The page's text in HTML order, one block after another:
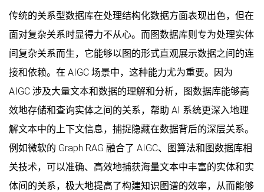
传统的关系型数据库在处理结构化数据方面表现出色，但在
面对复杂关系时显得力不从心。而图数据库则专为处理实体
间复杂关系而生，它能够以图的形式直观展示数据之间的连
接和依赖。在 AIGC 场景中，这种能力尤为重要。因为
AIGC 涉及大量文本和数据的理解和分析，图数据库能够高
效地存储和查询实体之间的关系，帮助 AI 系统更深入地理
解文本中的上下文信息，捕捉隐藏在数据背后的深层关系。
例如微软的 Graph RAG 融合了 AIGC、图算法和图数据库相
关技术，可以准确、高效地捕获海量文本中丰富的实体和实
体间的关系，极大地提高了构建知识图谱的效率，从而能够